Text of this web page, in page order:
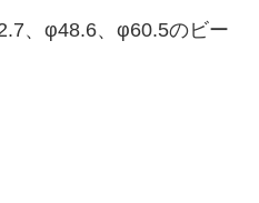
、φ48.6、φ60.5のビー